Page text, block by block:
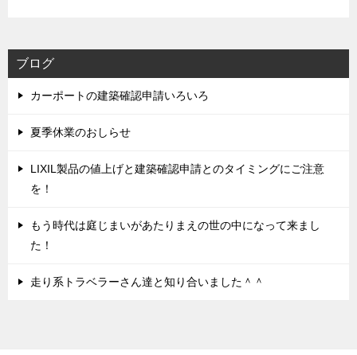
ブログ
カーポートの建築確認申請いろいろ
夏季休業のおしらせ
LIXIL製品の値上げと建築確認申請とのタイミングにご注意
を！
もう時代は庭じまいがあたりまえの世の中になって来まし
た！
走り系トラベラーさん達と知り合いました＾＾